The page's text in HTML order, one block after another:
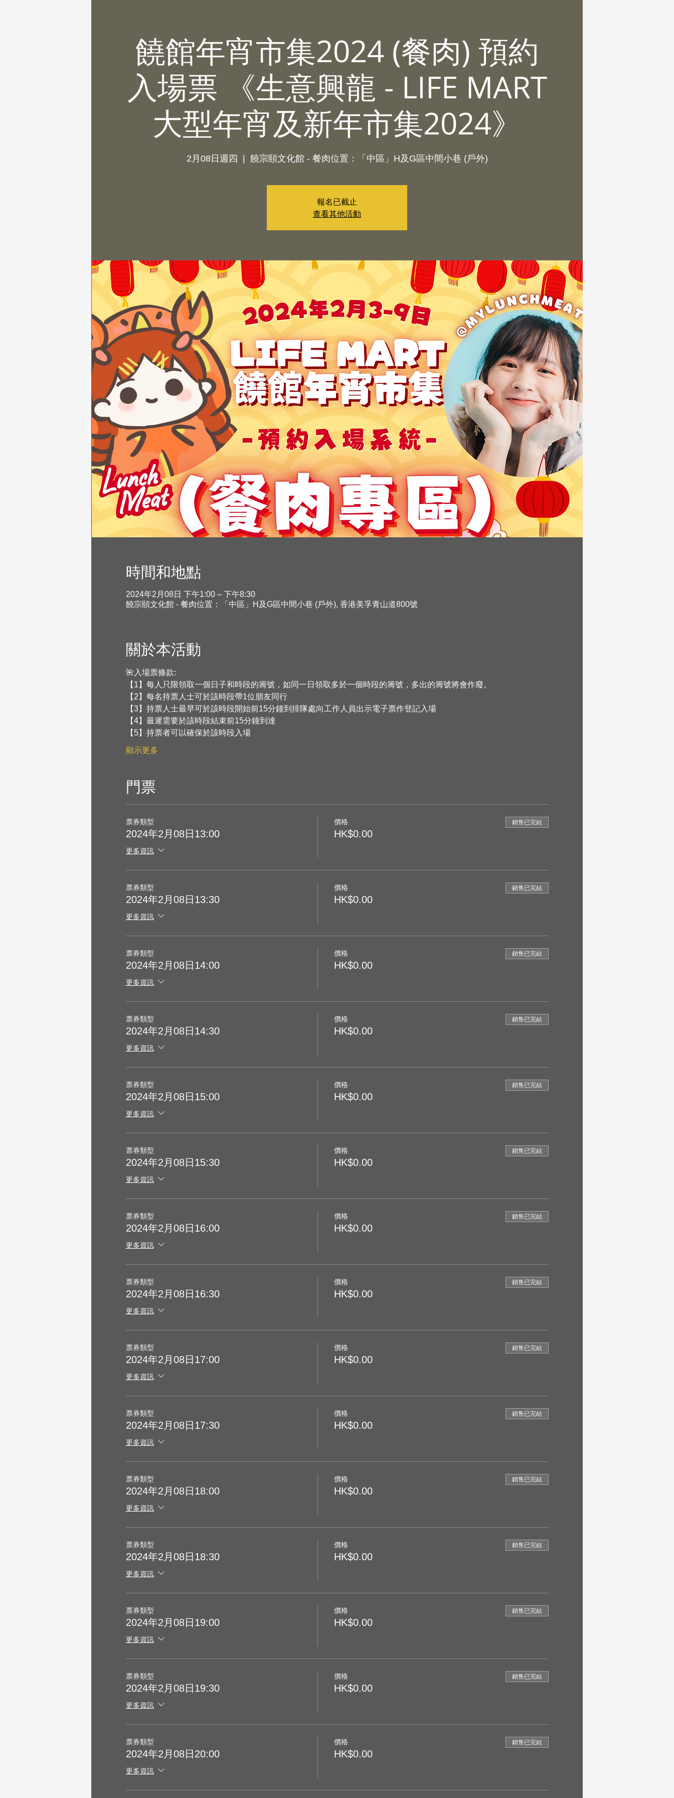
饒館年宵市集2024 (餐肉) 預約
入場票 《生意興龍 - LIFE MART
大型年宵及新年市集2024》
2月08日週四 饒宗頤文化館 - 餐肉位置：「中區」H及G區中間小巷 (戶外)
報名已截止
查看其他活動
時間和地點
2024年2月08日 下午1:00 – 下午8:30
饒宗頤文化館 - 餐肉位置：「中區」H及G區中間小巷 (戶外), 香港美孚青山道800號
關於本活動
🌺入場票條款:
【1】每人只限領取一個日子和時段的籌號，如同一日領取多於一個時段的籌號，多出的籌號將會作廢。
【2】每名持票人士可於該時段帶1位朋友同行
【3】持票人士最早可於該時段開始前15分鐘到排隊處向工作人員出示電子票作登記入場
【4】最遲需要於該時段結束前15分鐘到達
【5】持票者可以確保於該時段入場
顯示更多
門票
票券類型
2024年2月08日13:00
更多資訊
價格
HK$0.00
銷售已完結
票券類型
2024年2月08日13:30
更多資訊
價格
HK$0.00
銷售已完結
票券類型
2024年2月08日14:00
更多資訊
價格
HK$0.00
銷售已完結
票券類型
2024年2月08日14:30
更多資訊
價格
HK$0.00
銷售已完結
票券類型
2024年2月08日15:00
更多資訊
價格
HK$0.00
銷售已完結
票券類型
2024年2月08日15:30
更多資訊
價格
HK$0.00
銷售已完結
票券類型
2024年2月08日16:00
更多資訊
價格
HK$0.00
銷售已完結
票券類型
2024年2月08日16:30
更多資訊
價格
HK$0.00
銷售已完結
票券類型
2024年2月08日17:00
更多資訊
價格
HK$0.00
銷售已完結
票券類型
2024年2月08日17:30
更多資訊
價格
HK$0.00
銷售已完結
票券類型
2024年2月08日18:00
更多資訊
價格
HK$0.00
銷售已完結
票券類型
2024年2月08日18:30
更多資訊
價格
HK$0.00
銷售已完結
票券類型
2024年2月08日19:00
更多資訊
價格
HK$0.00
銷售已完結
票券類型
2024年2月08日19:30
更多資訊
價格
HK$0.00
銷售已完結
票券類型
2024年2月08日20:00
更多資訊
價格
HK$0.00
銷售已完結